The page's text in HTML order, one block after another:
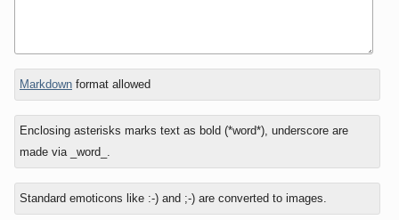
In
reply
to
What
is
eight
Markdownformat allowed
Enclosing asterisks marks text as bold (*word*), underscore are
made via _word_.
Standard emoticons like :-) and ;-) are converted to images.